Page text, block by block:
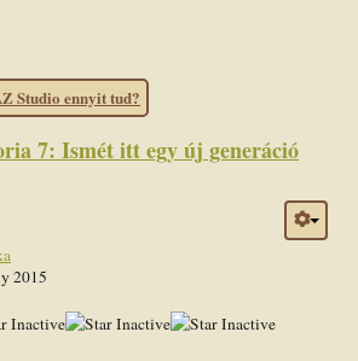
Studio ennyit tud?
7: Ismét itt egy új generáció
2015